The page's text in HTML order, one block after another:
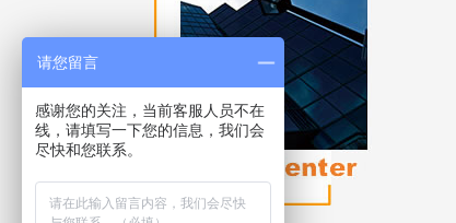
请您留言
感谢您的关注，当前客服人员不在
线，请填写一下您的信息，我们会
尽快和您联系。